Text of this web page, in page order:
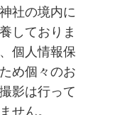
社の境内に
しておりま
個人情報保
め個々のお
影は行って
せん。